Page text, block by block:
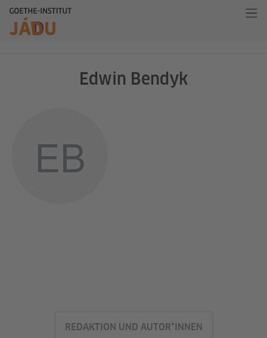
EB
Edwin Bendyk
REDAKTION UND AUTOR*INNEN